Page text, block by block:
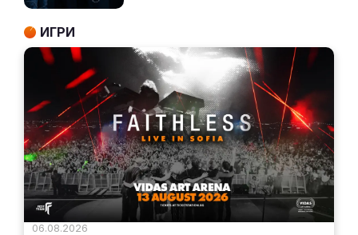
ИГРИ
06.08.2026